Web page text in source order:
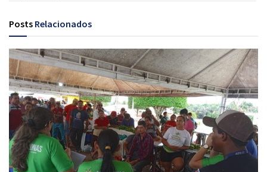
Posts Relacionados